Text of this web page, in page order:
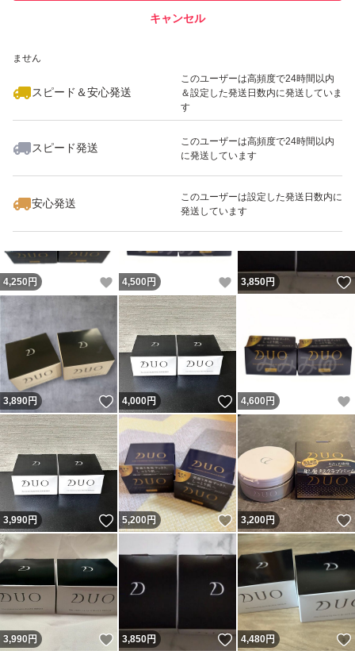
ません
スピード＆安心発送
このユーザーは高頻度で24時間以内
＆設定した発送日数内に発送していま
す
スピード発送
このユーザーは高頻度で24時間以内
に発送しています
安心発送
このユーザーは設定した発送日数内に
発送しています
キャンセル
いいね！
4,500
4,250 円 いいね！
4,500 円 いいね！
3,850円
3,890円 いいね！
4,000円 いいね！
4,600 円
3,990円 いいね！
5,200円 いいね！
3,200円
3,990円 いいね！
3,850円 いいね！
4,480円